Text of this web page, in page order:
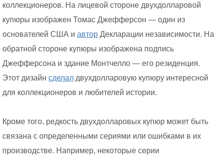
коллекционеров. На лицевой стороне двухдолларовой
купюры изображен Томас Джефферсон — один из
основателей США и автор Декларации независимости. На
обратной стороне купюры изображена подпись
Джефферсона и здание Монтчелло — его резиденция.
Этот дизайн сделал двухдолларовую купюру интересной
для коллекционеров и любителей истории.
Кроме того, редкость двухдолларовых купюр может быть
связана с определенными сериями или ошибками в их
производстве. Например, некоторые серии